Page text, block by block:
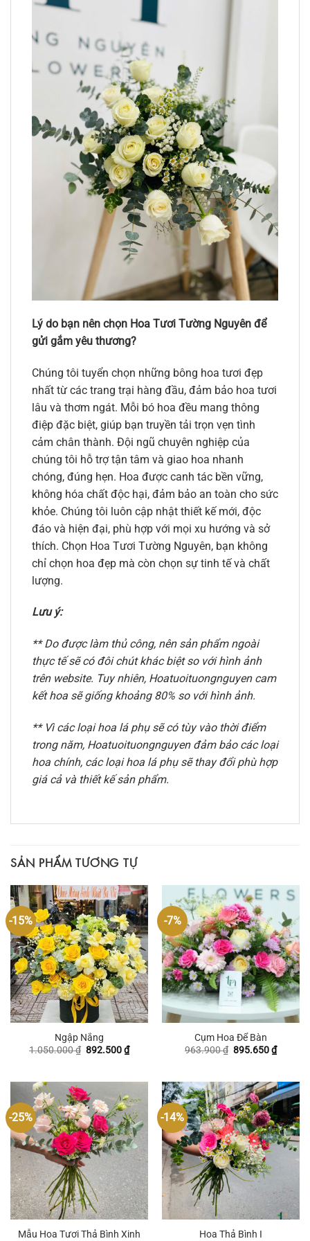
Lý do bạn nên chọn Hoa Tươi Tường Nguyên để
gửi gắm yêu thương?
Chúng tôi tuyển chọn những bông hoa tươi đẹp
nhất từ các trang trại hàng đầu, đảm bảo hoa tươi
lâu và thơm ngát. Mỗi bó hoa đều mang thông
điệp đặc biệt, giúp bạn truyền tải trọn vẹn tình
cảm chân thành. Đội ngũ chuyên nghiệp của
chúng tôi hỗ trợ tận tâm và giao hoa nhanh
chóng, đúng hẹn. Hoa được canh tác bền vững,
không hóa chất độc hại, đảm bảo an toàn cho sức
khỏe. Chúng tôi luôn cập nhật thiết kế mới, độc
đáo và hiện đại, phù hợp với mọi xu hướng và sở
thích. Chọn Hoa Tươi Tường Nguyên, bạn không
chỉ chọn hoa đẹp mà còn chọn sự tinh tế và chất
lượng.
Lưu ý:
** Do được làm thủ công, nên sản phẩm ngoài
thực tế sẽ có đôi chút khác biệt so với hình ảnh
trên website. Tuy nhiên, Hoatuoituongnguyen cam
kết hoa sẽ giống khoảng 80% so với hình ảnh.
** Vì các loại hoa lá phụ sẽ có tùy vào thời điểm
trong năm, Hoatuoituongnguyen đảm bảo các loại
hoa chính, các loại hoa lá phụ sẽ thay đổi phù hợp
giá cả và thiết kế sản phẩm.
SẢN PHẨM TƯƠNG TỰ
-15%
Ngập Nắng
1.050.000₫ Giá
892.500₫Giá
hiện
892.500 ₫.
-7%
Cụm Hoa Để Bàn
963.900₫ Giá
895.650₫Giá
hiện
-25%
Mẫu Hoa Tươi Thả Bình Xinh
-14%
Hoa Thả Bình I